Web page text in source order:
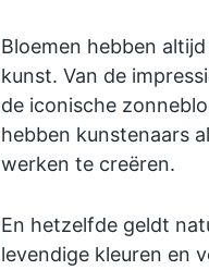
Bloemen hebben
kunst. Van de
de iconische
hebben kunstenaars
werken te creëren.
En hetzelfde geldt
levendige kleuren en